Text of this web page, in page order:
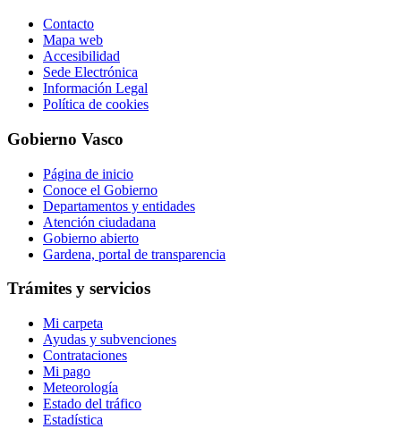
Contacto
Mapa web
Accesibilidad
Sede Electrónica
Información Legal
Política de cookies
Gobierno Vasco
Página de inicio
Conoce el Gobierno
Departamentos y entidades
Atención ciudadana
Gobierno abierto
Gardena, portal de transparencia
Trámites y servicios
Mi carpeta
Ayudas y subvenciones
Contrataciones
Mi pago
Meteorología
Estado del tráfico
Estadística